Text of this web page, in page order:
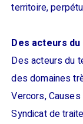
territoire,
Des acteurs
Des acteurs du
des domaines
Vercors,
Syndicat de